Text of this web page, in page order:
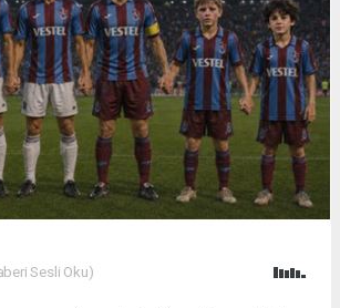
Sesli Oku)